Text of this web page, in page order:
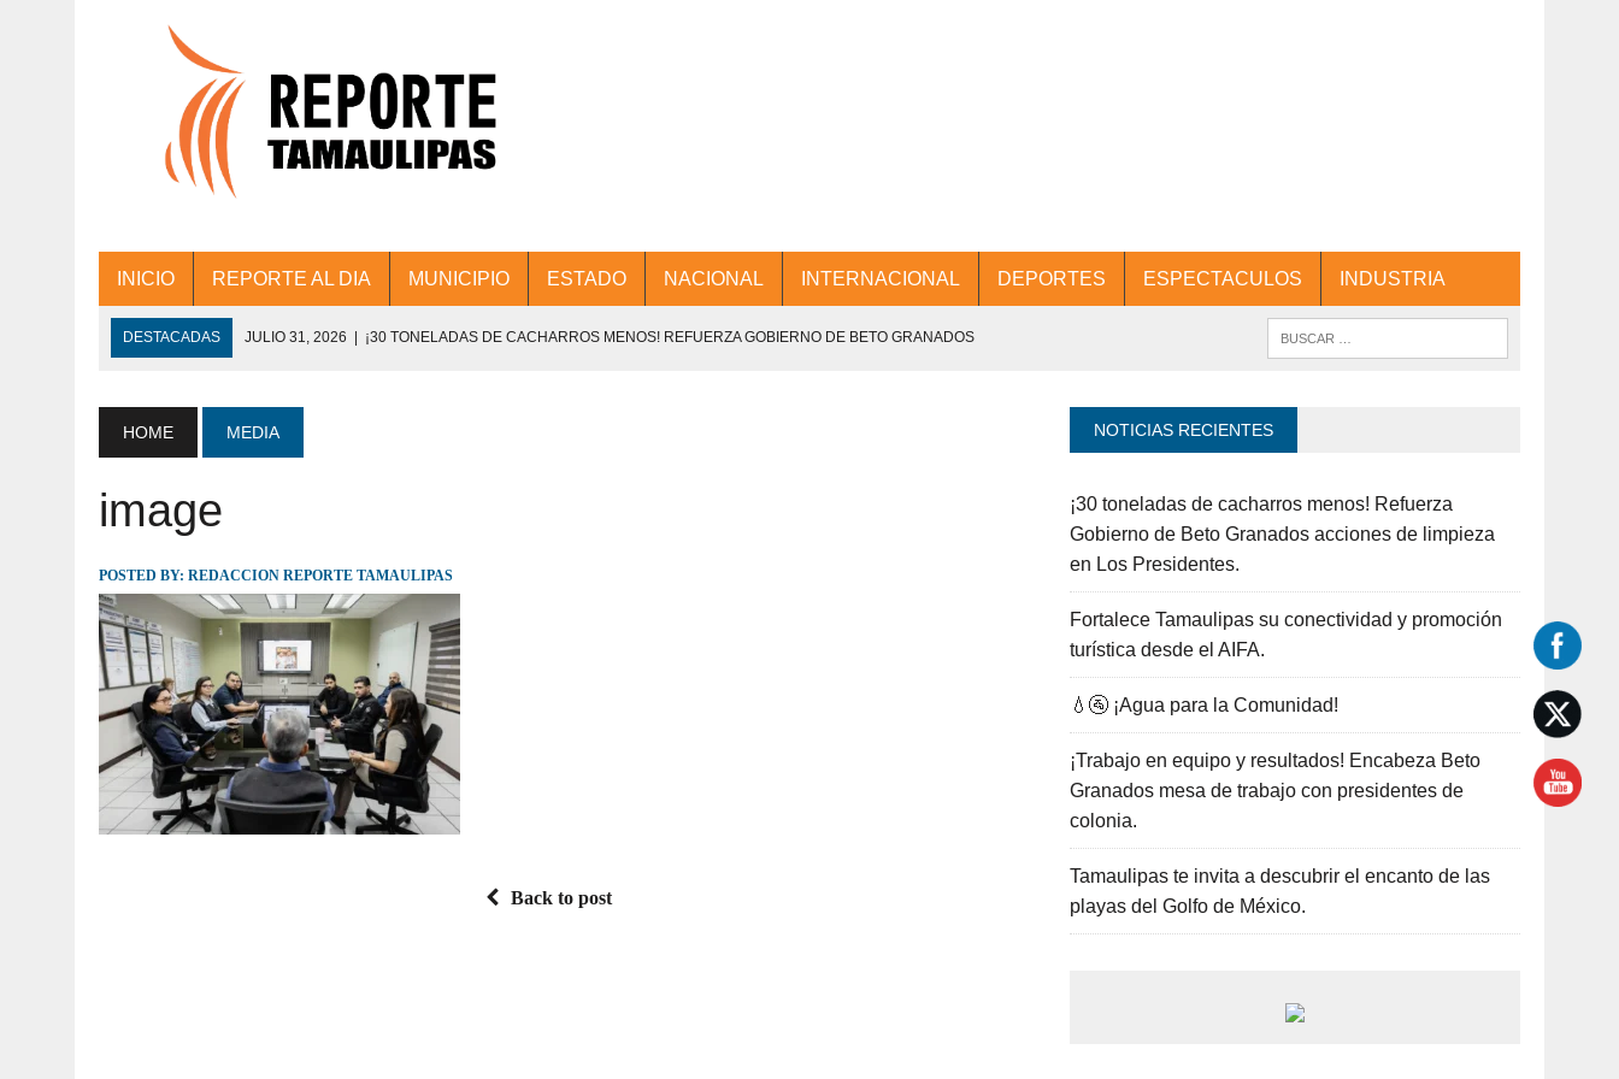
INICIO REPORTE AL DIA MUNICIPIO ESTADO NACIONAL INTERNACIONAL DEPORTES ESPECTACULOS INDUSTRIA
DESTACADAS JULIO 31, 2026 | ¡30 TONELADAS DE CACHARROS MENOS! REFUERZA GOBIERNO DE BETO GRANADOS
JULIO 30, 2026 | 💧🚰 ¡AGUA PARA LA COMUNIDAD!
DE COLONIA.
JULIO 30, 2026 | TAMAULIPAS TE INVITA A DESCUBRIR EL ENCANTO DE LAS PLAYAS DEL GOLFO DE MÉXICO.
HOME MEDIA
image
POSTED BY: REDACCION REPORTE TAMAULIPAS
Back to post
NOTICIAS RECIENTES
¡30 toneladas de cacharros menos! Refuerza
Gobierno de Beto Granados acciones de limpieza
en Los Presidentes.
Fortalece Tamaulipas su conectividad y promoción
turística desde el AIFA.
💧🚰 ¡Agua para la Comunidad!
¡Trabajo en equipo y resultados! Encabeza Beto
Granados mesa de trabajo con presidentes de
colonia.
Tamaulipas te invita a descubrir el encanto de las
playas del Golfo de México.